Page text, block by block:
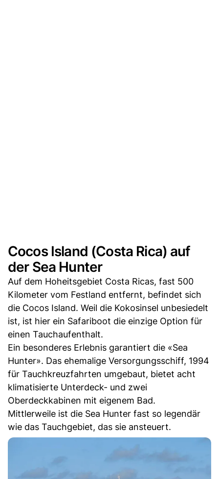
Cocos Island (Costa Rica) auf
der Sea Hunter
Auf dem Hoheitsgebiet Costa Ricas, fast 500
Kilometer vom Festland entfernt, befindet sich
die Cocos Island. Weil die Kokosinsel unbesiedelt
ist, ist hier ein Safariboot die einzige Option für
einen Tauchaufenthalt.
Ein besonderes Erlebnis garantiert die «Sea
Hunter». Das ehemalige Versorgungsschiff, 1994
für Tauchkreuzfahrten umgebaut, bietet acht
klimatisierte Unterdeck- und zwei
Oberdeckkabinen mit eigenem Bad.
Mittlerweile ist die Sea Hunter fast so legendär
wie das Tauchgebiet, das sie ansteuert.